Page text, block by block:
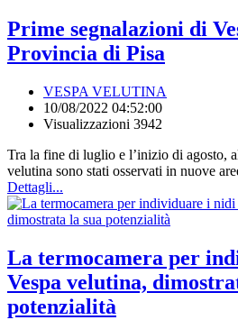
Prime segnalazioni di
Provincia di Pisa
VESPA VELUTINA
10/08/2022 04:52:00
Visualizzazioni 3942
Tra la fine di luglio e l’inizio di agosto,
velutina sono stati osservati in nuove
Dettagli...
La termocamera per
Vespa velutina,
potenzialità